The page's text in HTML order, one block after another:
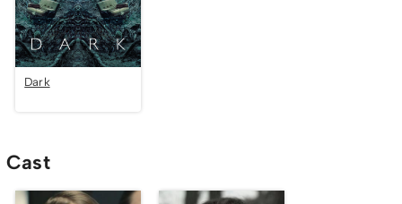
Dark
Cast